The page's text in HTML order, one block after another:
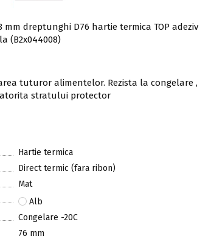
dreptunghi D76 hartie termica TOP adeziv
(B2x044008)
tuturor alimentelor. Rezista la congelare ,
stratului protector
Hartie termica
Direct termic (fara ribon)
Mat
Alb
Congelare -20C
76 mm